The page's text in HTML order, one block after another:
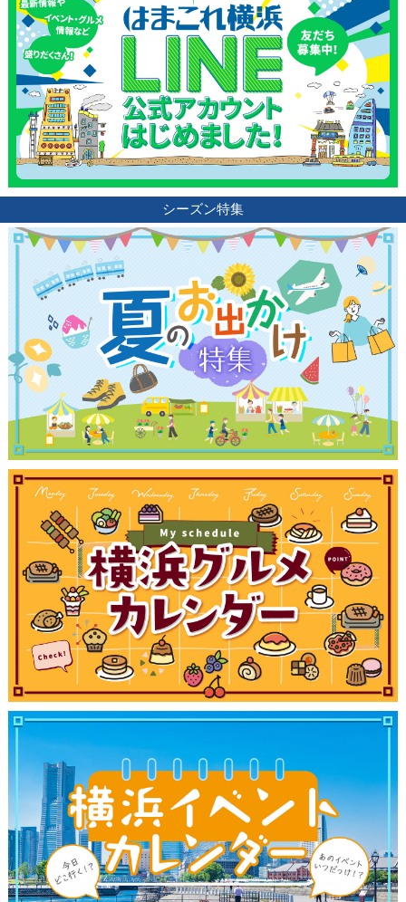
シーズン特集
観光ガイド
ランキング
ブログ記事
サイトについて